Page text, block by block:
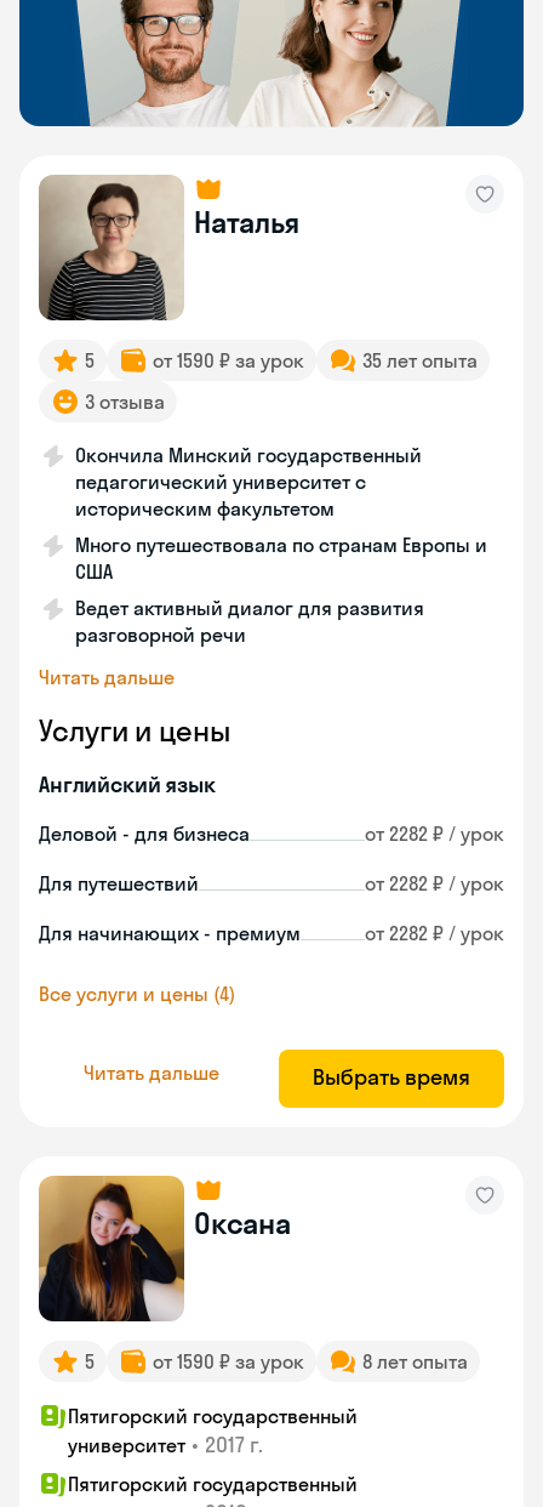
Наталья
5 от 1590 ₽ за урок
35 лет опыта
3 отзыва
Окончила Минский государственный
педагогический университет с
историческим факультетом
Много путешествовала по странам Европы и
США
Ведет активный диалог для развития
разговорной речи
Читать дальше
Услуги и цены
Английский язык
Деловой - для бизнеса от 2282 ₽ / урок
Для путешествий от 2282 ₽ / урок
Для начинающих - премиум от 2282 ₽ / урок
Все услуги и цены (4)
Читать дальше Выбрать время
Оксана
5 от 1590 ₽ за урок 8 лет опыта
Пятигорский государственный
университет • 2017 г.
Пятигорский государственный